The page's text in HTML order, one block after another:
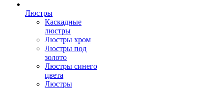
Люстры
Каскадные
люстры
Люстры хром
Люстры под
золото
Люстры синего
цвета
Люстры